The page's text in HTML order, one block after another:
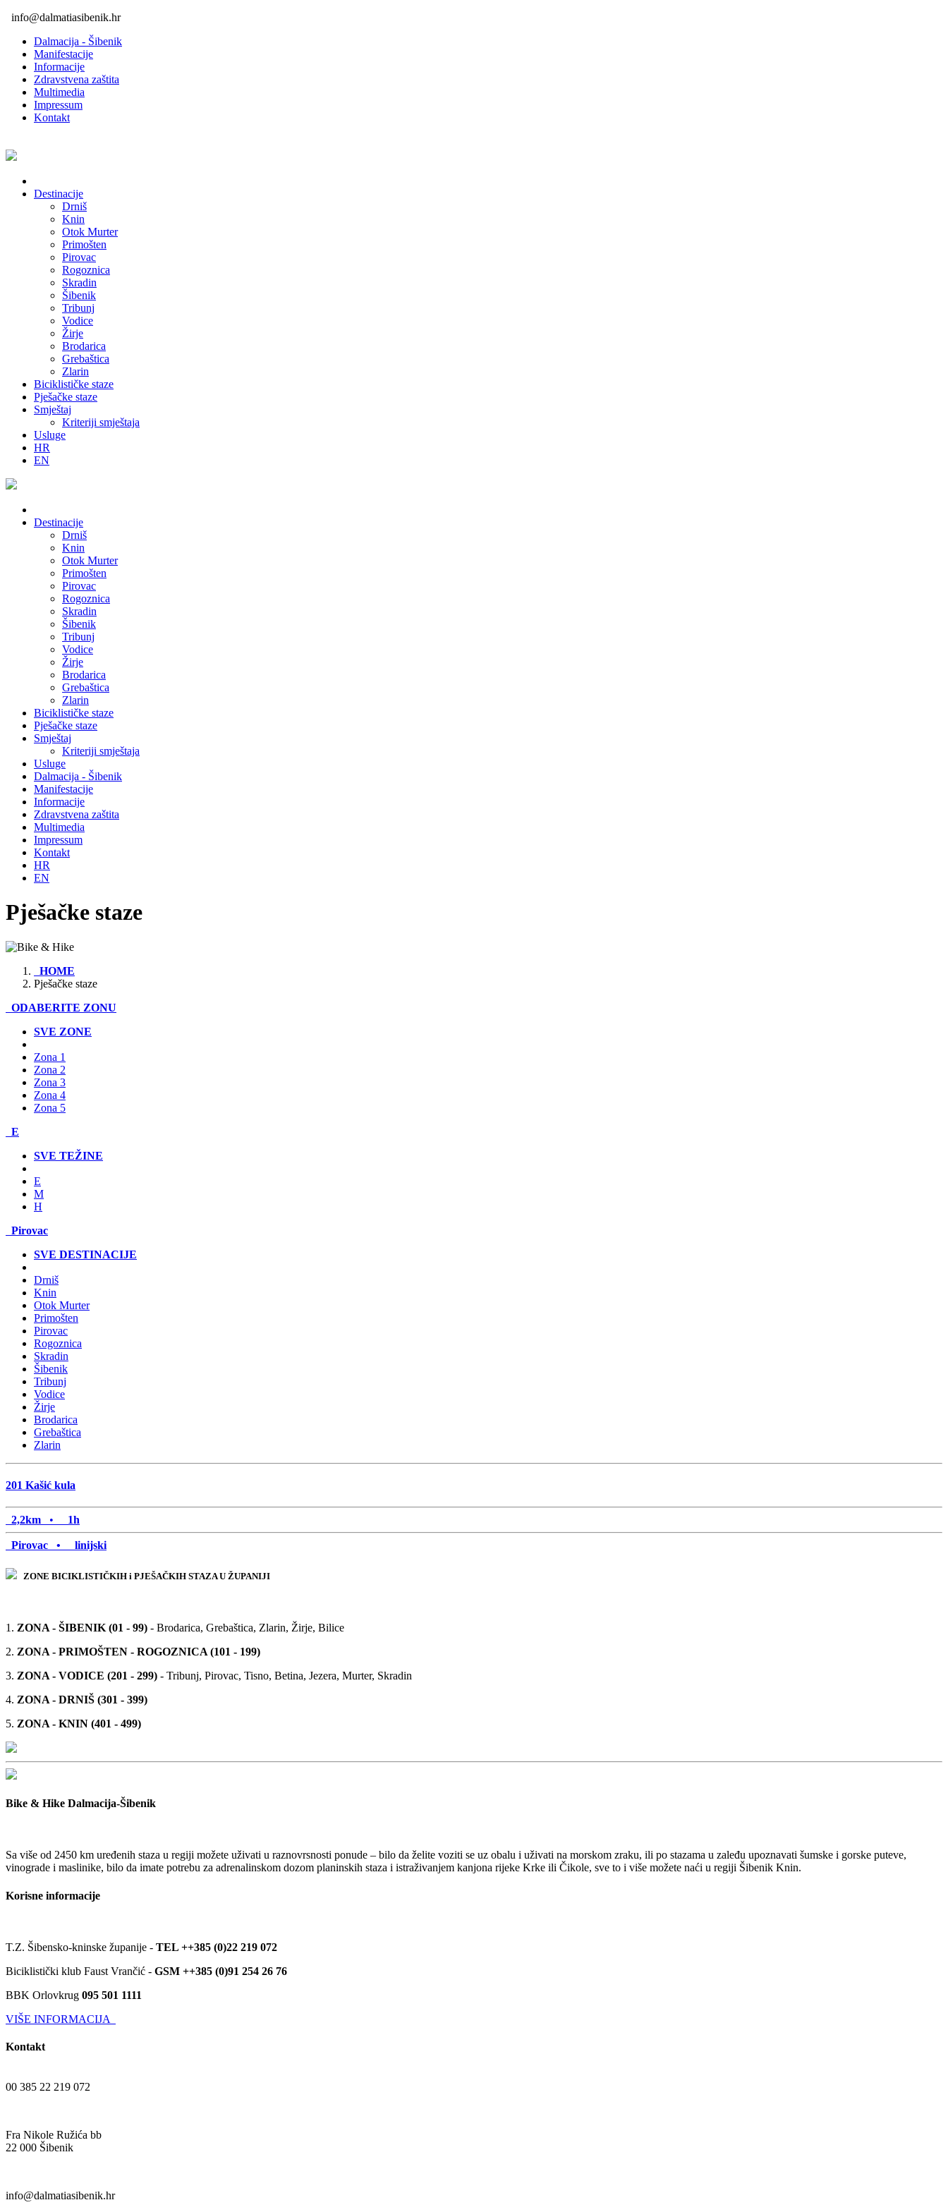
info@dalmatiasibenik.hr
Dalmacija - Šibenik
Manifestacije
Informacije
Zdravstvena zaštita
Multimedia
Impressum
Kontakt
Destinacije
Drniš
Knin
Otok Murter
Primošten
Pirovac
Rogoznica
Skradin
Šibenik
Tribunj
Vodice
Žirje
Brodarica
Grebaštica
Zlarin
Biciklističke staze
Pješačke staze
Smještaj
Kriteriji smještaja
Usluge
HR
EN
Destinacije
Drniš
Knin
Otok Murter
Primošten
Pirovac
Rogoznica
Skradin
Šibenik
Tribunj
Vodice
Žirje
Brodarica
Grebaštica
Zlarin
Biciklističke staze
Pješačke staze
Smještaj
Kriteriji smještaja
Usluge
Dalmacija - Šibenik
Manifestacije
Informacije
Zdravstvena zaštita
Multimedia
Impressum
Kontakt
HR
EN
Pješačke staze
HOME
Pješačke staze
ODABERITE ZONU
SVE ZONE
Zona 1
Zona 2
Zona 3
Zona 4
Zona 5
E
SVE TEŽINE
E
M
H
Pirovac
SVE DESTINACIJE
Drniš
Knin
Otok Murter
Primošten
Pirovac
Rogoznica
Skradin
Šibenik
Tribunj
Vodice
Žirje
Brodarica
Grebaštica
Zlarin
201 Kašić kula
2,2km • 1h
Pirovac • linijski
ZONE BICIKLISTIČKIH i PJEŠAČKIH STAZA U ŽUPANIJI
1. ZONA - ŠIBENIK (01 - 99) - Brodarica, Grebaštica, Zlarin, Žirje, Bilice
2. ZONA - PRIMOŠTEN - ROGOZNICA (101 - 199)
3. ZONA - VODICE (201 - 299) - Tribunj, Pirovac, Tisno, Betina, Jezera, Murter, Skradin
4. ZONA - DRNIŠ (301 - 399)
5. ZONA - KNIN (401 - 499)
Bike & Hike Dalmacija-Šibenik
Sa više od 2450 km uređenih staza u regiji možete uživati u raznovrsnosti ponude – bilo da želite voziti se uz obalu i uživati na morskom zraku, ili po stazama u zaleđu upoznavati šumske i gorske puteve,
vinograde i maslinike, bilo da imate potrebu za adrenalinskom dozom planinskih staza i istraživanjem kanjona rijeke Krke ili Čikole, sve to i više možete naći u regiji Šibenik Knin.
Korisne informacije
T.Z. Šibensko-kninske županije - TEL ++385 (0)22 219 072
Biciklistički klub Faust Vrančić - GSM ++385 (0)91 254 26 76
BBK Orlovkrug 095 501 1111
VIŠE INFORMACIJA
Kontakt
00 385 22 219 072
Fra Nikole Ružića bb
22 000 Šibenik
info@dalmatiasibenik.hr